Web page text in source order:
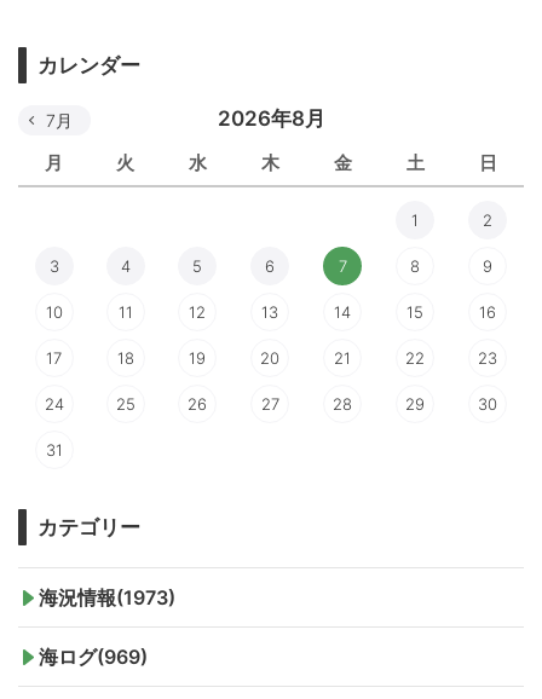
カレンダー
2026年8月
月 火 水 木 金 土 日
7月
1 2
3 4 5 6 7 8 9
10 11 12 13 14 15 16
17 18 19 20 21 22 23
24 25 26 27 28 29 30
31
カテゴリー
海況情報(1973)
海ログ(969)